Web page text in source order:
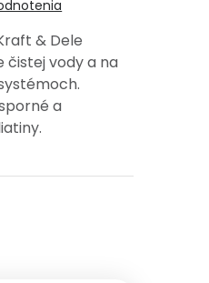
& Dele
čistej vody a na
a